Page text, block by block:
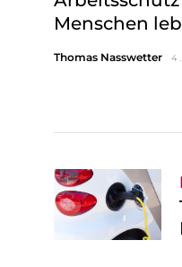
Menschen
Thomas Nasswetter